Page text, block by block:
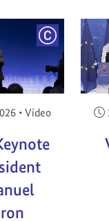
COPYRIGHT
am:
• Video